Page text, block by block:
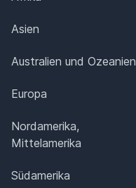
Asien
Australien und Ozeanien
Europa
Nordamerika,
Mittelamerika
Südamerika